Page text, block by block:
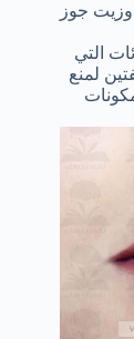
جوز
التي
لمنع